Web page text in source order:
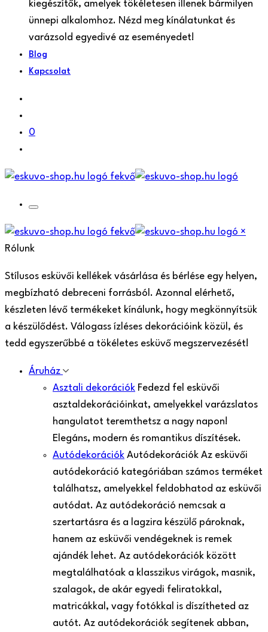
kiegészítők, amelyek tökéletesen illenek bármilyen
ünnepi alkalomhoz. Nézd meg kínálatunkat és
varázsold egyedivé az eseményedet!
Blog
Kapcsolat
0
×
Rólunk
Stílusos esküvői kellékek vásárlása és bérlése egy helyen,
megbízható debreceni forrásból. Azonnal elérhető,
készleten lévő termékeket kínálunk, hogy megkönnyítsük
a készülődést. Válogass ízléses dekorációink közül, és
tedd egyszerűbbé a tökéletes esküvő megszervezését!
Áruház
Asztali dekorációk Fedezd fel esküvői
asztaldekorációinkat, amelyekkel varázslatos
hangulatot teremthetsz a nagy napon!
Elegáns, modern és romantikus díszítések.
Autódekorációk Autódekorációk Az esküvői
autódekoráció kategóriában számos terméket
találhatsz, amelyekkel feldobhatod az esküvői
autódat. Az autódekoráció nemcsak a
szertartásra és a lagzira készülő pároknak,
hanem az esküvői vendégeknek is remek
ajándék lehet. Az autódekorációk között
megtalálhatóak a klasszikus virágok, masnik,
szalagok, de akár egyedi feliratokkal,
matricákkal, vagy fotókkal is díszítheted az
autót. Az autódekorációk segítenek abban,